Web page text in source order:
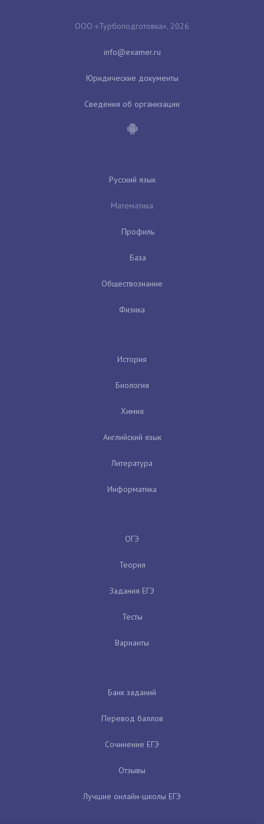
ООО «Турбоподготовка», 2026
Юридические документы
Сведения об организации
Русский язык
Математика
Профиль
База
Обществознание
Физика
История
Биология
Химия
Английский язык
Литература
Информатика
ОГЭ
Теория
Задания ЕГЭ
Тесты
Варианты
Банк заданий
Перевод баллов
Сочинение ЕГЭ
Отзывы
Лучшие онлайн-школы ЕГЭ